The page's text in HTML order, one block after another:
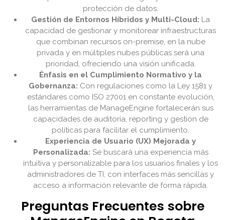
protección de datos.
Gestión de Entornos Híbridos y Multi-Cloud: La
capacidad de gestionar y monitorear infraestructuras
que combinan recursos on-premise, en la nube
privada y en múltiples nubes públicas será una
prioridad, ofreciendo una visión unificada.
Énfasis en el Cumplimiento Normativo y la
Gobernanza: Con regulaciones como la Ley 1581 y
estándares como ISO 27001 en constante evolución,
las herramientas de ManageEngine fortalecerán sus
capacidades de auditoría, reporting y gestión de
políticas para facilitar el cumplimiento.
Experiencia de Usuario (UX) Mejorada y
Personalizada: Se buscará una experiencia más
intuitiva y personalizable para los usuarios finales y los
administradores de TI, con interfaces más sencillas y
acceso a información relevante de forma rápida.
Preguntas Frecuentes sobre